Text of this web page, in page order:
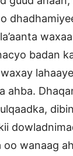
badan
ahba.
wanaag